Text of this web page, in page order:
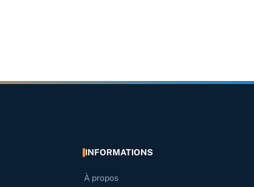
INFORMATIONS
À propos